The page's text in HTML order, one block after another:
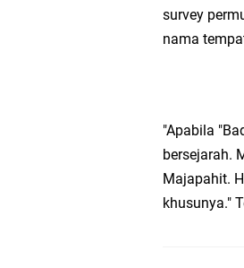
survey
nama
"Apabila
bersejarah.
Majapahit.
khusunya."